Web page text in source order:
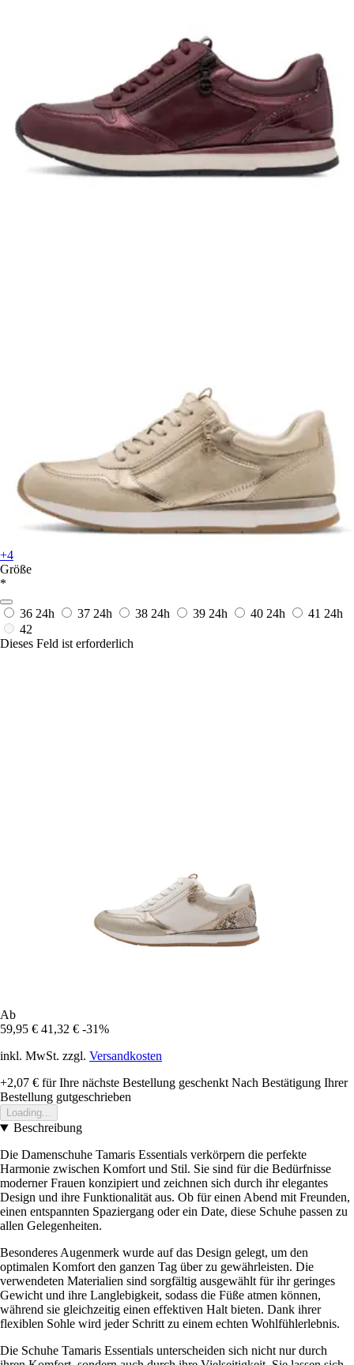
+4
Größe
*
36 24h 37 24h 38 24h 39 24h 40 24h 41 24h
42
Dieses Feld ist erforderlich
Ab
59,95 € 41,32 € -31%
inkl. MwSt. zzgl. Versandkosten
+2,07 € für Ihre nächste Bestellung geschenkt Nach Bestätigung Ihrer
Bestellung gutgeschrieben
Loading...
Beschreibung
Die Damenschuhe Tamaris Essentials verkörpern die perfekte
Harmonie zwischen Komfort und Stil. Sie sind für die Bedürfnisse
moderner Frauen konzipiert und zeichnen sich durch ihr elegantes
Design und ihre Funktionalität aus. Ob für einen Abend mit Freunden,
einen entspannten Spaziergang oder ein Date, diese Schuhe passen zu
allen Gelegenheiten.
Besonderes Augenmerk wurde auf das Design gelegt, um den
optimalen Komfort den ganzen Tag über zu gewährleisten. Die
verwendeten Materialien sind sorgfältig ausgewählt für ihr geringes
Gewicht und ihre Langlebigkeit, sodass die Füße atmen können,
während sie gleichzeitig einen effektiven Halt bieten. Dank ihrer
flexiblen Sohle wird jeder Schritt zu einem echten Wohlfühlerlebnis.
Die Schuhe Tamaris Essentials unterscheiden sich nicht nur durch